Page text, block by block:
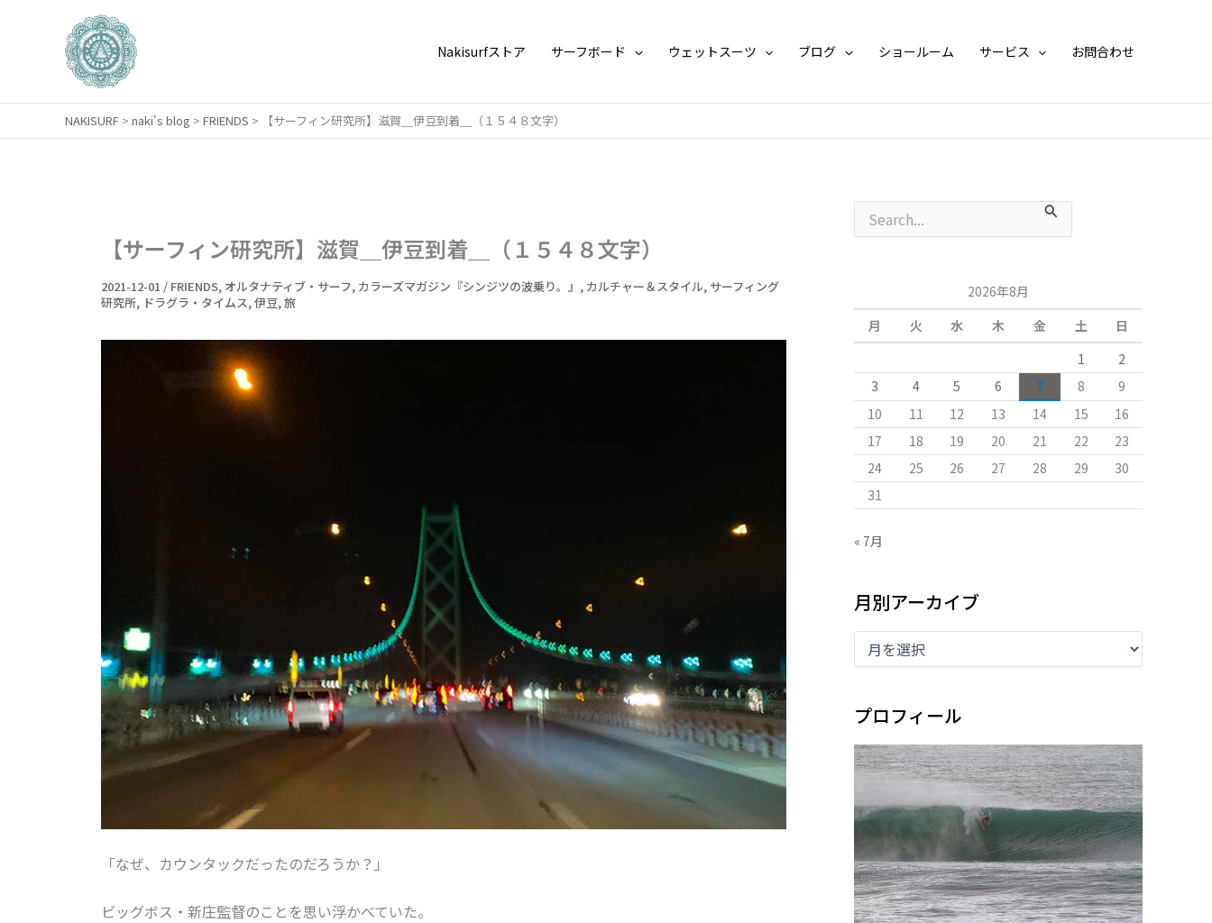
ッ
Nakisurfストア サーフボード ウェットスーツ ブログ ショールーム サービス お問合わせ
NAKISURF > naki's blog > FRIENDS > 【サーフィン研究所】滋賀＿伊豆到着＿（１５４８文字）
【サーフィン研究所】滋賀＿伊豆到着＿（１５４８文字）
2021-12-01 / FRIENDS, オルタナティブ・サーフ, カラーズマガジン『シンジツの波乗り。』 , カルチャー＆スタイル, サーフィング
研究所, ドラグラ・タイムス, 伊豆, 旅
「なぜ、カウンタックだったのだろうか？」
ビッグボス・新庄監督のことを思い浮かべていた。
2026年8月
月
火 水 木 金 土
日
1
2
3
4 5 6 7 8
9
10
11 12 13 14 15
16
17
18 19 20 21 22
23
24
25 26 27 28 29
30
31
« 7月
月別アーカイブ
プロフィール